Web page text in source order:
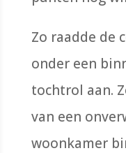
Zo raadde de
onder een
tochtrol aan.
van een
woonkamer